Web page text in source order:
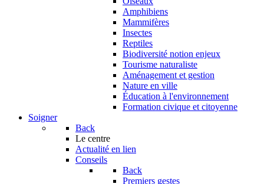
Amphibiens
Mammifères
Insectes
Reptiles
Biodiversité notion enjeux
Tourisme naturaliste
Aménagement et gestion
Nature en ville
Éducation à l'environnement
Formation civique et citoyenne
Soigner
Back
Le centre
Actualité en lien
Conseils
Back
Premiers gestes